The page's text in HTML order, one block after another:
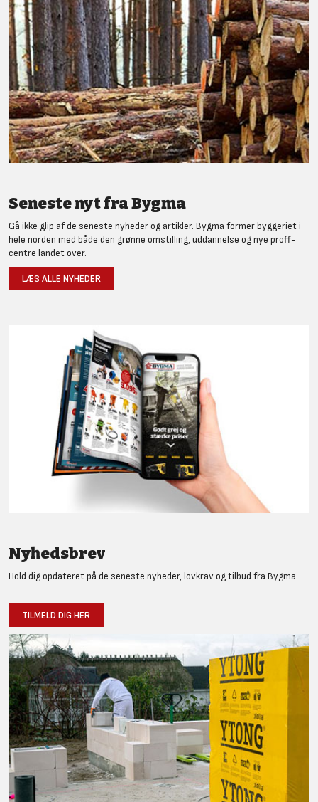
Seneste nyt fra Bygma
Gå ikke glip af de seneste nyheder og artikler. Bygma former byggeriet i
hele norden med både den grønne omstilling, uddannelse og nye proff-
centre landet over.
LÆS ALLE NYHEDER
Nyhedsbrev
Hold dig opdateret på de seneste nyheder, lovkrav og tilbud fra Bygma.
TILMELD DIG HER